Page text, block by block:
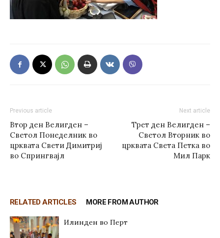
Previous article
Втор ден Велигден –
Светол Понеделник во
црквата Свети Димитриј
во Спрингвајл
Next article
Трет ден Велигден –
Светол Вторник во
црквата Света Петка во
Мил Парк
RELATED ARTICLES MORE FROM AUTHOR
Илинден во Перт